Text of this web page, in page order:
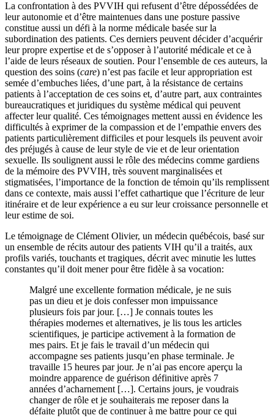
La confrontation à des PVVIH qui refusent d’être dépossédées de
leur autonomie et d’être maintenues dans une posture passive
constitue aussi un défi à la norme médicale basée sur la
subordination des patients. Ces derniers peuvent décider d’acquérir
leur propre expertise et de s’opposer à l’autorité médicale et ce à
l’aide de leurs réseaux de soutien. Pour l’ensemble de ces auteurs, la
question des soins (care) n’est pas facile et leur appropriation est
semée d’embuches liées, d’une part, à la résistance de certains
patients à l’acceptation de ces soins et, d’autre part, aux contraintes
bureaucratiques et juridiques du système médical qui peuvent
affecter leur qualité. Ces témoignages mettent aussi en évidence les
difficultés à exprimer de la compassion et de l’empathie envers des
patients particulièrement difficiles et pour lesquels ils peuvent avoir
des préjugés à cause de leur style de vie et de leur orientation
sexuelle. Ils soulignent aussi le rôle des médecins comme gardiens
de la mémoire des PVVIH, très souvent marginalisées et
stigmatisées, l’importance de la fonction de témoin qu’ils remplissent
dans ce contexte, mais aussi l’effet cathartique que l’écriture de leur
itinéraire et de leur expérience a eu sur leur croissance personnelle et
leur estime de soi.
Le témoignage de Clément Olivier, un médecin québécois, basé sur
un ensemble de récits autour des patients VIH qu’il a traités, aux
profils variés, touchants et tragiques, décrit avec minutie les luttes
constantes qu’il doit mener pour être fidèle à sa vocation:
Malgré une excellente formation médicale, je ne suis
pas un dieu et je dois confesser mon impuissance
plusieurs fois par jour. […] Je connais toutes les
thérapies modernes et alternatives, je lis tous les articles
scientifiques, je participe activement à la formation de
mes pairs. Et je fais le travail d’un médecin qui
accompagne ses patients jusqu’en phase terminale. Je
travaille 15 heures par jour. Je n’ai pas encore aperçu la
moindre apparence de guérison définitive après 7
années d’acharnement […]. Certains jours, je voudrais
changer de rôle et je souhaiterais me reposer dans la
défaite plutôt que de continuer à me battre pour ce qui